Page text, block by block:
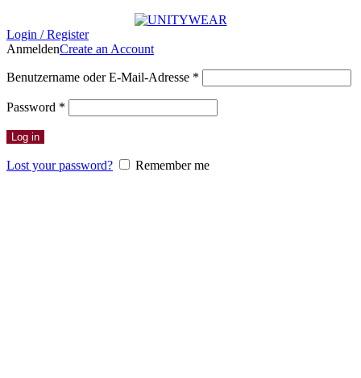
Login / Register
AnmeldenCreate an Account
Benutzername oder E-Mail-Adresse *
Password *
Log in
Lost your password? Remember me